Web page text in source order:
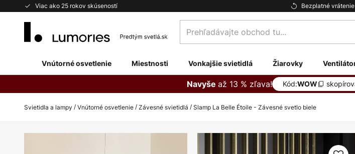
Viac ako 25 rokov skúseností Bezplatné
Skip
Prehľadávajte
obchod
Vnútorné osvetlenie Miestnosti Vonkajšie svietidlá Žiarovky
Navyše až 13 % zľava! Kód:WOW
Svietidla a lampy Vnútorné osvetlenie Závesné svietidlá Slamp La Belle Étoile - Závesné svetlo biele